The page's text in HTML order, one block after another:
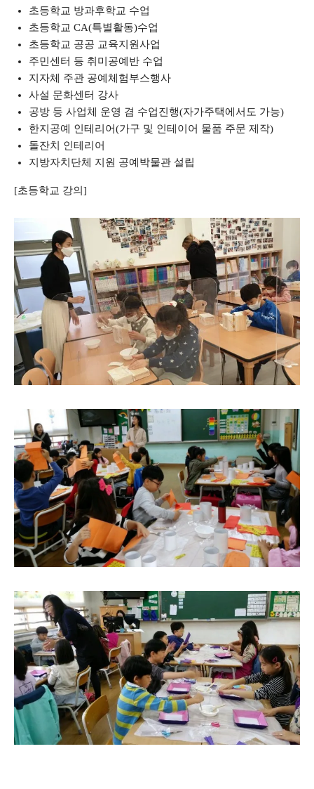
초등학교 방과후학교 수업
초등학교 CA(특별활동)수업
초등학교 공공 교육지원사업
주민센터 등 취미공예반 수업
지자체 주관 공예체험부스행사
사설 문화센터 강사
공방 등 사업체 운영 겸 수업진행(자가주택에서도 가능)
한지공예 인테리어(가구 및 인테이어 물품 주문 제작)
돌잔치 인테리어
지방자치단체 지원 공예박물관 설립
[초등학교 강의]